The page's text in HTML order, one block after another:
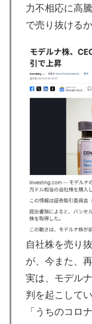
力不相応に高
で売り抜ける
自社株を売り
が、今また、
実は、モデル
判を起こして
「うちのコロ